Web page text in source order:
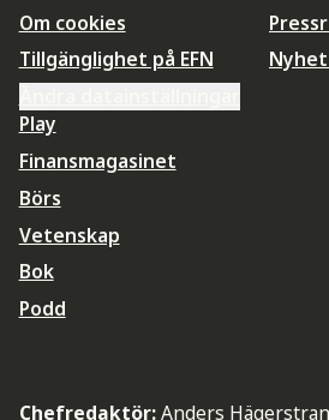
Om cookies
Tillgänglighet på EFN
Play
Finansmagasinet
Börs
Vetenskap
Bok
Podd
Chefredaktör:Anders